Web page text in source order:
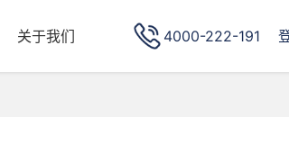
关于我们 4000-222-191